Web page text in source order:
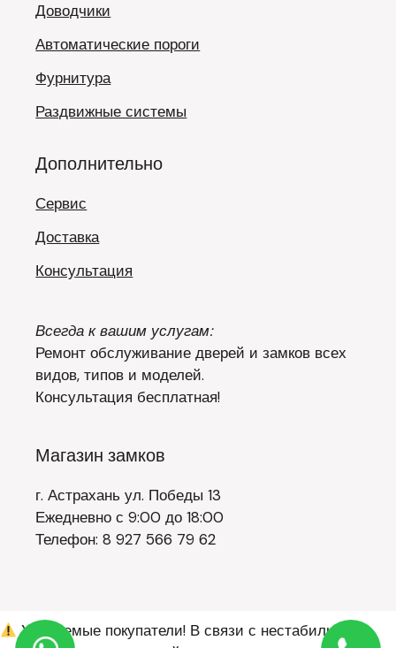
Доводчики
Автоматические пороги
Фурнитура
Раздвижные системы
Дополнительно
Сервис
Доставка
Консультация
Всегда к вашим услугам:
Ремонт обслуживание дверей и замков всех
видов, типов и моделей.
Консультация бесплатная!
Магазин замков
г. Астрахань ул. Победы 13
Ежедневно с 9:00 до 18:00
Телефон: 8 927 566 79 62
Уважаемые покупатели! В связи с нестабильным